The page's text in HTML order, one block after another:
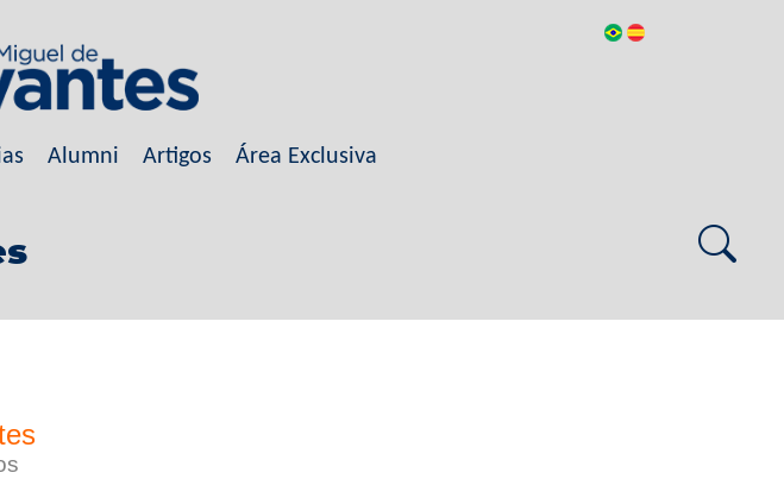
Alumni Artigos Área Exclusiva